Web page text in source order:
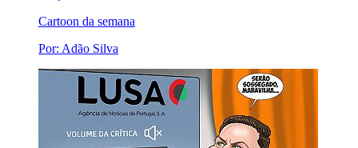
Cartoon da semana
Por: Adão Silva